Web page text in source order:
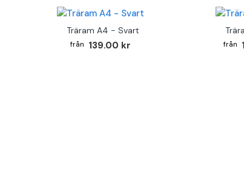
Träram A4 - Svart
139.00 kr